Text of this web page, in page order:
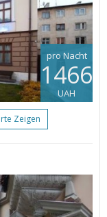
pro Nacht
1466
UAH
Zeigen